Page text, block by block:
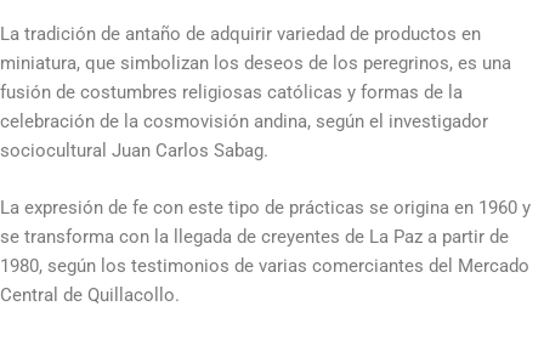
La tradición de antaño de adquirir variedad de productos en
miniatura, que simbolizan los deseos de los peregrinos, es una
fusión de costumbres religiosas católicas y formas de la
celebración de la cosmovisión andina, según el investigador
sociocultural Juan Carlos Sabag.
La expresión de fe con este tipo de prácticas se origina en 1960 y
se transforma con la llegada de creyentes de La Paz a partir de
1980, según los testimonios de varias comerciantes del Mercado
Central de Quillacollo.